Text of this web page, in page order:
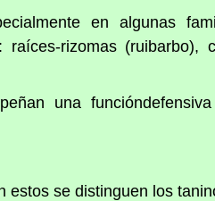
en algunas
rizomas (ruibarbo),
una
se distinguen los